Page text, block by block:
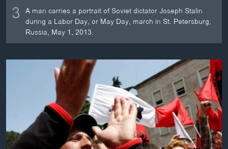
3 A man carries a portrait of Soviet dictator Joseph Stalin
during a Labor Day, or May Day, march in St. Petersburg,
Russia, May 1, 2013.